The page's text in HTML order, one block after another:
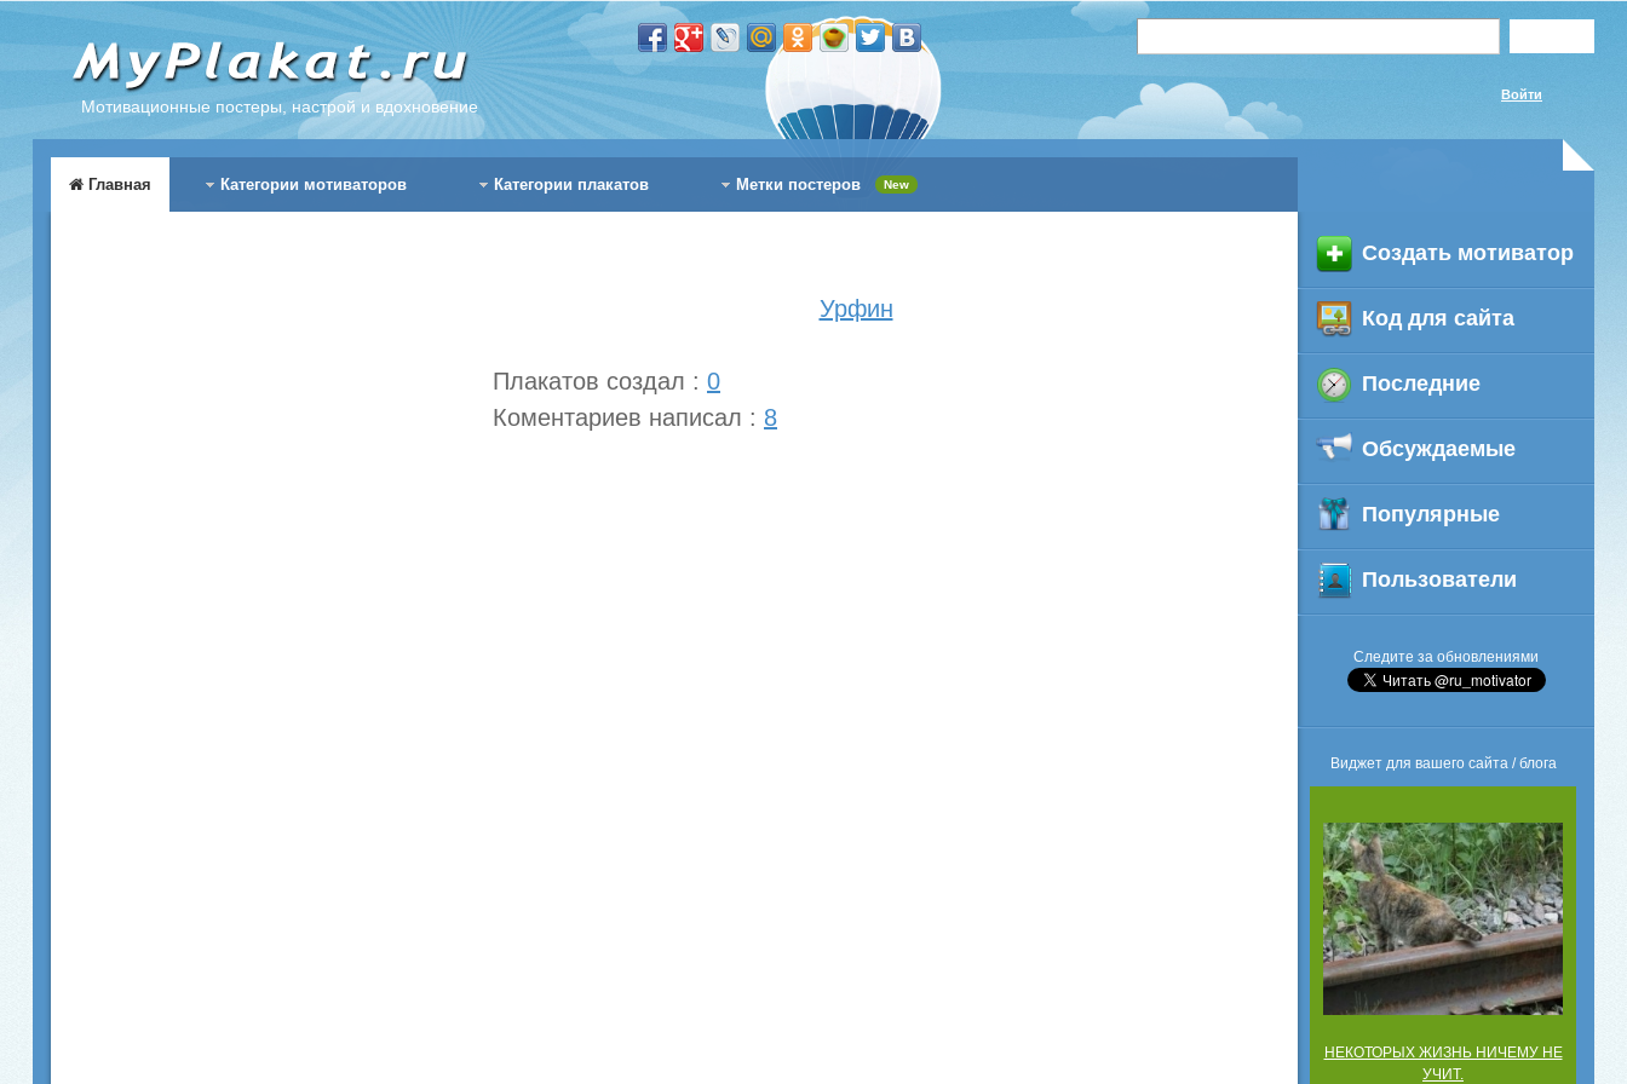
Мотивационные постеры, настрой и вдохновение
Войти
Главная Категории мотиваторов Категории плакатов Метки постеров New
Создать мотиватор
Код для сайта
Последние
Обсуждаемые
Популярные
Пользователи
Следите за обновлениями
Виджет для вашего сайта / блога
НЕКОТОРЫХ ЖИЗНЬ НИЧЕМУ НЕ
УЧИТ.
Урфин
Плакатов создал : 0
Коментариев написал : 8